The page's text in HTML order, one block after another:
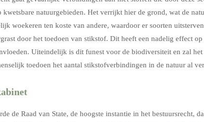
kwetsbare natuurgebieden. Het verrijkt hier de grond, wat de
woekeren ten koste van andere, waardoor er soorten
door het toedoen van stikstof. Dit heeft een nadelig effect
Uiteindelijk is dit funest voor de biodiversiteit en zal
toedoen het aantal stikstofverbindingen in de natuur al
de Raad van State, de hoogste instantie in het bestuursrecht,